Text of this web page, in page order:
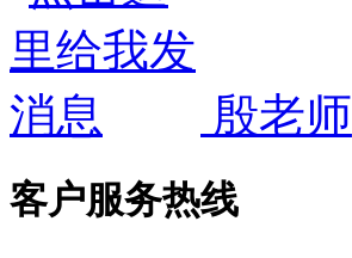
殷老师
客户服务热线